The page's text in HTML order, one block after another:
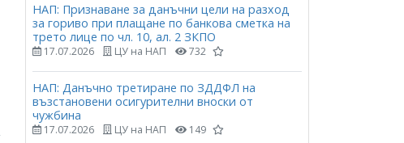
НАП: Признаване за данъчни цели на разход
за гориво при плащане по банкова сметка на
трето лице по чл. 10, ал. 2 ЗКПО
17.07.2026 ЦУ на НАП 732
НАП: Данъчно третиране по ЗДДФЛ на
възстановени осигурителни вноски от
чужбина
17.07.2026 ЦУ на НАП 149